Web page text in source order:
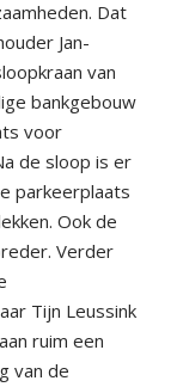
Dat
Jan-
van
bankgebouw
voor
de sloop is er
parkeerplaats
Ook de
Verder
Tijn Leussink
ruim een
van de